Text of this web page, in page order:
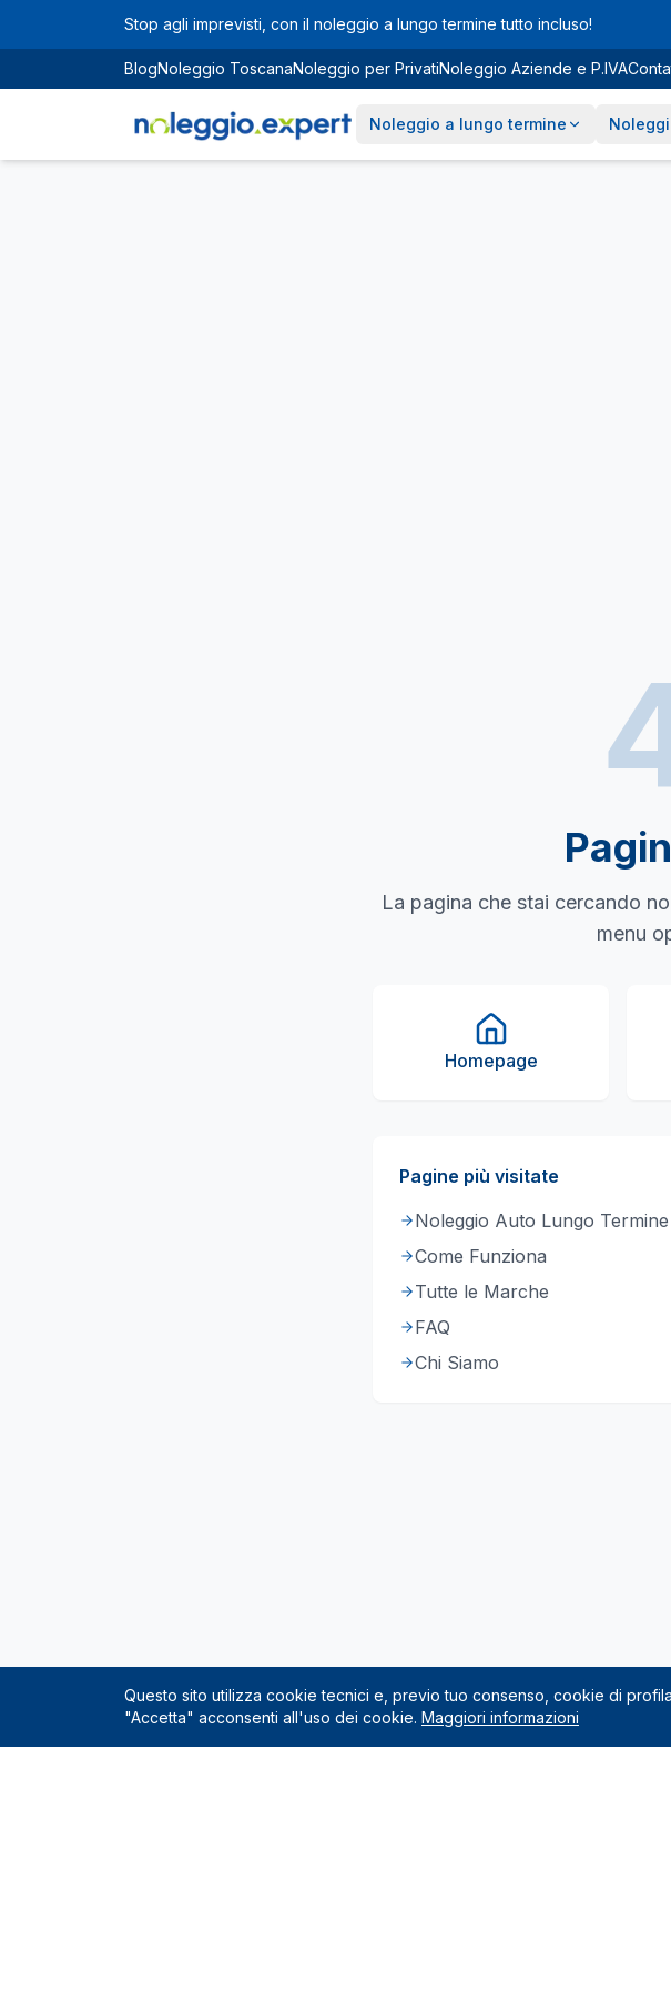
Vai al contenuto principale
Stop agli imprevisti, con il noleggio a lungo termine tutto incluso!
BlogNoleggio ToscanaNoleggio per PrivatiNoleggio Aziende e P.IVA
Noleggio a lungo termine
La pagina che stai cercando
menu
Homepage
Pagine più visitate
Noleggio Auto Lungo Termine
Come Funziona
Tutte le Marche
FAQ
Chi Siamo
Questo sito utilizza cookie tecnici e, previo tuo consenso, cookie di
"Accetta" acconsenti all'uso dei cookie. Maggiori informazioni